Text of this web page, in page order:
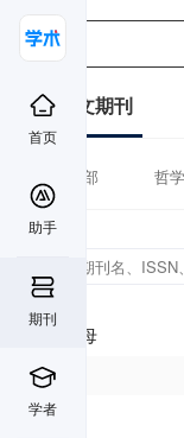
首页
助手
期刊
学者
中文期刊
全部 哲学
首字母
W